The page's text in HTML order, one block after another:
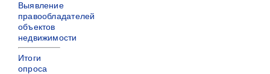
Выявление
правообладателей
объектов
недвижимости
Итоги
опроса